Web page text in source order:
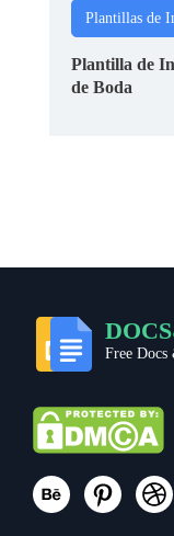
Plantillas de
Plantilla de
de Boda
Free Docs